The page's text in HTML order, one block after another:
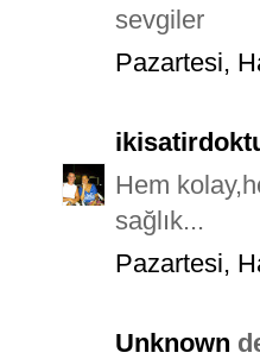
sevgiler
Pazartesi,
Hem
sağlık...
Pazartesi,
Unknown